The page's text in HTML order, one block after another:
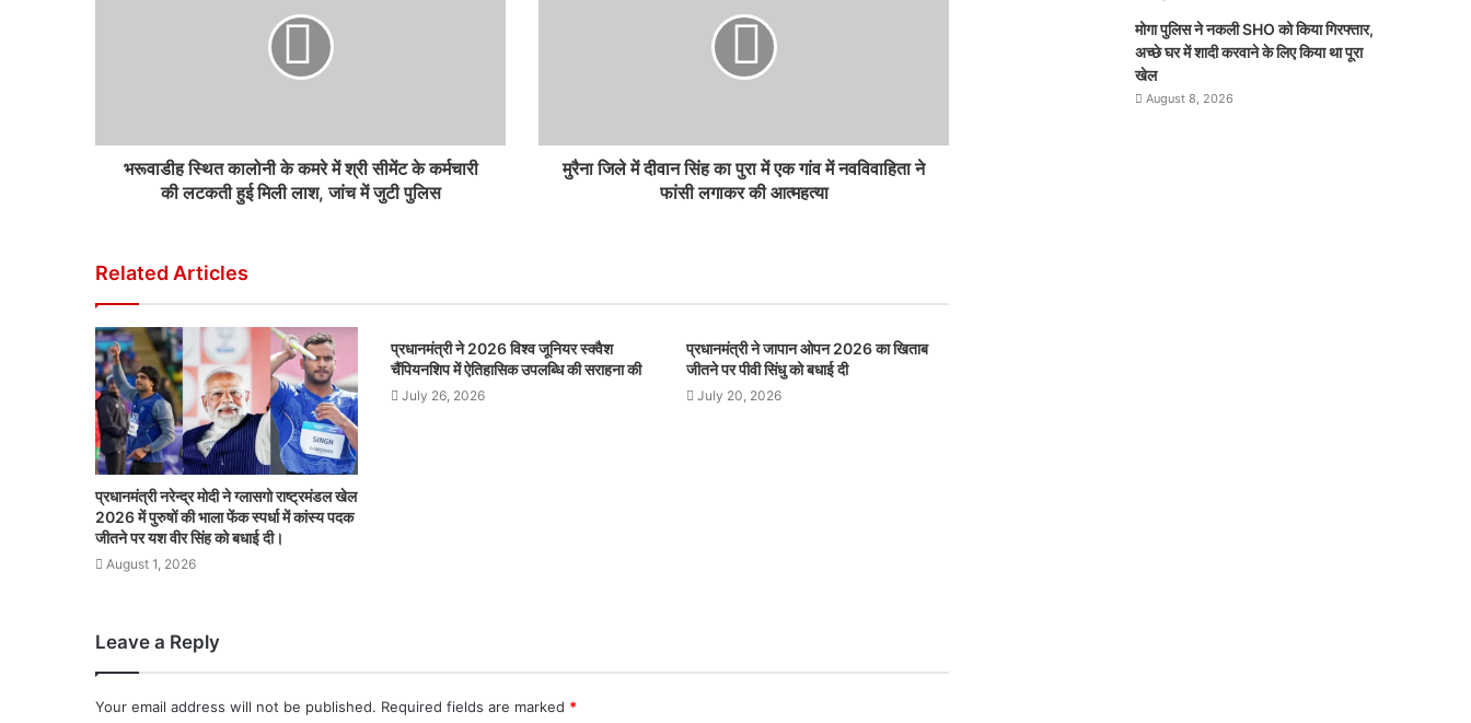
भरूवाडीह स्थित कालोनी के कमरे में श्री सीमेंट के कर्मचारी
की लटकती हुई मिली लाश, जांच में जुटी पुलिस
मुरैना जिले में दीवान सिंह का पुरा में एक गांव में नवविवाहिता ने
फांसी लगाकर की आत्महत्या
Related Articles
प्रधानमंत्री नरेन्द्र मोदी ने ग्लासगो राष्ट्रमंडल खेल
2026 में पुरुषों की भाला फेंक स्पर्धा में कांस्य पदक
जीतने पर यश वीर सिंह को बधाई दी।
August 1, 2026
प्रधानमंत्री ने 2026 विश्व जूनियर स्क्वैश
चैंपियनशिप में ऐतिहासिक उपलब्धि की सराहना की
July 26, 2026
प्रधानमंत्री ने जापान ओपन 2026 का खिताब
जीतने पर पीवी सिंधु को बधाई दी
July 20, 2026
Leave a Reply
Your email address will not be published. Required fields are marked *
मोगा पुलिस ने नकली SHO को किया गिरफ्तार,
अच्छे घर में शादी करवाने के लिए किया था पूरा
खेल
August 8, 2026